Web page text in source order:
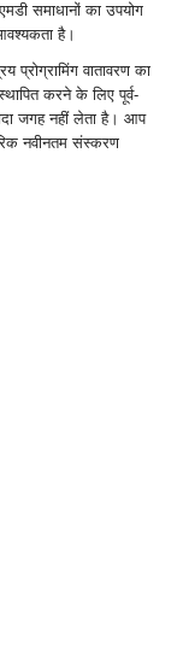
समाधानों का उपयोग
है।
वातावरण का
करने के लिए पूर्व-
जगह नहीं लेता है। आप
नवीनतम संस्करण